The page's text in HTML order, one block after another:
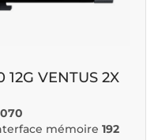
12G VENTUS 2X
mémoire 192